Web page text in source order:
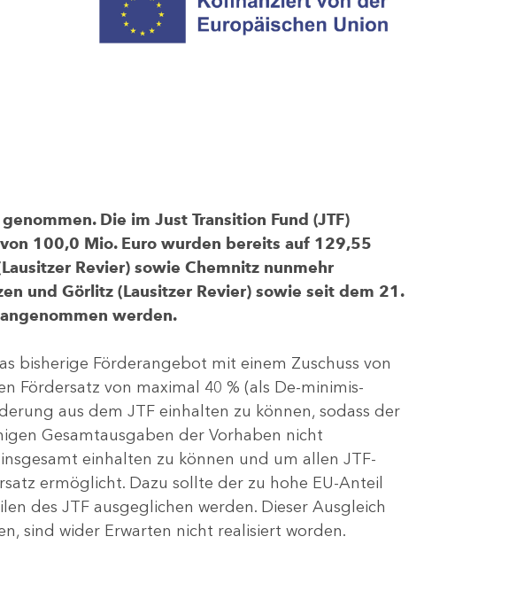
Die im Just Transition Fund (JTF)
100,0 Mio. Euro wurden bereits auf 129,55
Revier) sowie Chemnitz nunmehr
und Görlitz (Lausitzer Revier) sowie seit dem 21.
werden.
bisherige Förderangebot mit einem Zuschuss von
Fördersatz von maximal 40 % (als De-minimis-
aus dem JTF einhalten zu können, sodass der
Gesamtausgaben der Vorhaben nicht
einhalten zu können und um allen JTF-
ermöglicht. Dazu sollte der zu hohe EU-Anteil
des JTF ausgeglichen werden. Dieser Ausgleich
sind wider Erwarten nicht realisiert worden.